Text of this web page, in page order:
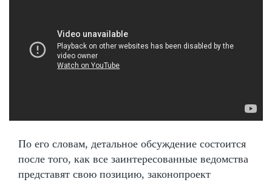
По его словам, детальное обсуждение состоится
после того, как все заинтересованные ведомства
представят свою позицию, законопроект